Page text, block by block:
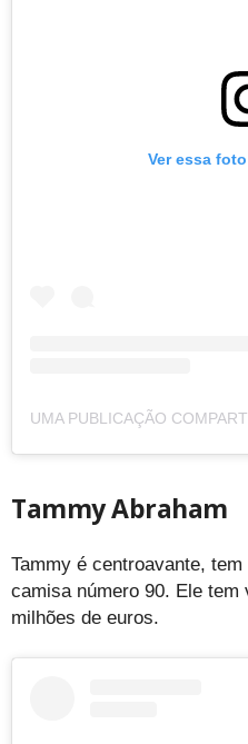
Ver essa
Tammy Abraham
Tammy é centroavante,
camisa número 90. Ele tem
milhões de euros.